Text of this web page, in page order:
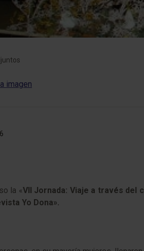
la «VII Jornada: Viaje a través del
Yo Dona».
imagen